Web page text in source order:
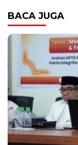
BACA JUGA